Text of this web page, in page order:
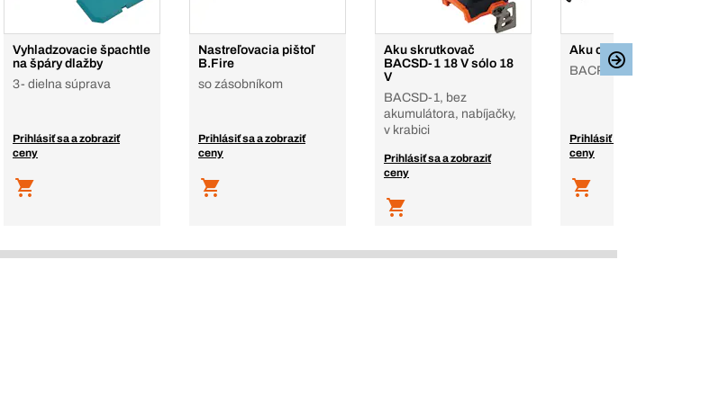
Vyhladzovacie špachtle
na špáry dlažby
3- dielna súprava
Prihlásiť sa a zobraziť
ceny
Nastreľovacia pištoľ
B.Fire
so zásobníkom
Prihlásiť sa a zobraziť
ceny
Aku skrutkovač
BACSD-1 18 V sólo 18
V
BACSD-1, bez
akumulátora, nabíjačky,
v krabici
Prihlásiť sa a zobraziť
ceny
Aku chvostová píla 18 V
BACRS-1, v krabici
Prihlásiť sa a zobraziť
ceny